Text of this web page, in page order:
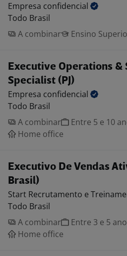
Empresa confidencial
Todo Brasil
A combinar
Ensino
Executive Operations &
Specialist (PJ)
Empresa confidencial
Todo Brasil
A combinar
Entre 5 e 10
Home office
Executivo De Vendas
Brasil)
Start Recrutamento e
Todo Brasil
A combinar
Entre 3 e 5
Home office